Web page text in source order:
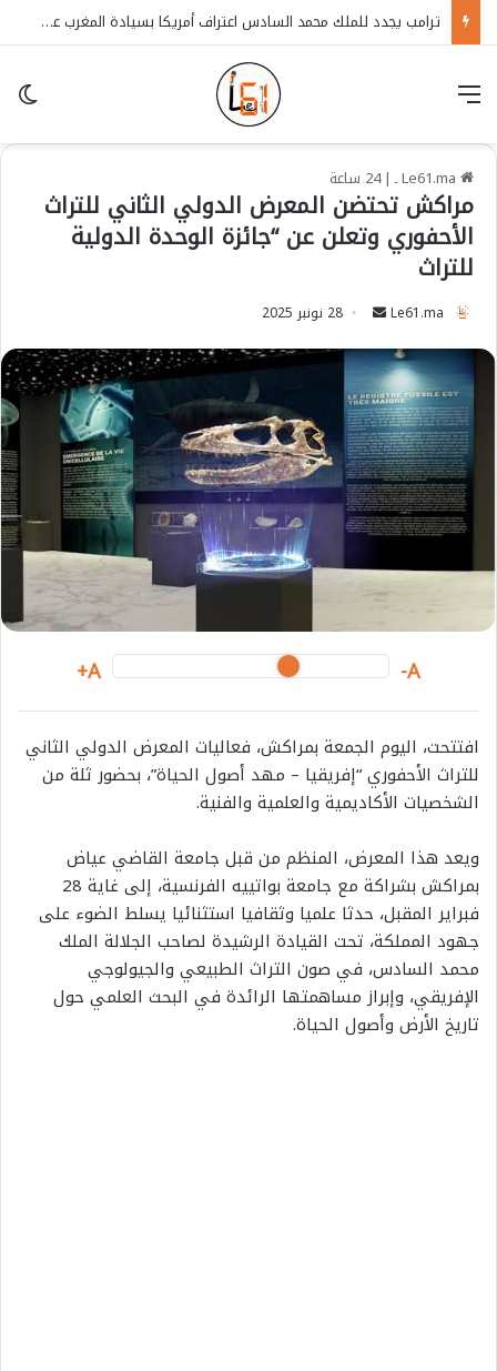
ترامب يجدد للملك محمد السادس اعتراف أمريكا بسيادة المغرب على الصحراء
| 24 ساعة
مراكش تحتضن المعرض الدولي الثاني للتراث
الأحفوري وتعلن عن “جائزة الوحدة الدولية
للتراث
Le61.ma
n
d
a
n
e
m
a
l
28 نونبر 2025
A-
A+
افتتحت، اليوم الجمعة بمراكش، فعاليات المعرض الدولي الثاني
للتراث الأحفوري “إفريقيا – مهد أصول الحياة”، بحضور ثلة من
الشخصيات الأكاديمية والعلمية والفنية.
ويعد هذا المعرض، المنظم من قبل جامعة القاضي عياض
بمراكش بشراكة مع جامعة بواتييه الفرنسية، إلى غاية 28
فبراير المقبل، حدثا علميا وثقافيا استثنائيا يسلط الضوء على
جهود المملكة، تحت القيادة الرشيدة لصاحب الجلالة الملك
محمد السادس، في صون التراث الطبيعي والجيولوجي
الإفريقي، وإبراز مساهمتها الرائدة في البحث العلمي حول
تاريخ الأرض وأصول الحياة.